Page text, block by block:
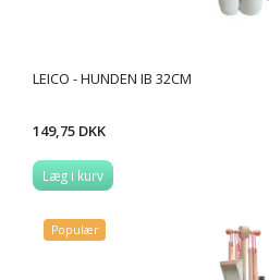
LEICO - HUNDEN IB 32CM
149,75 DKK
Læg i kurv
Populær